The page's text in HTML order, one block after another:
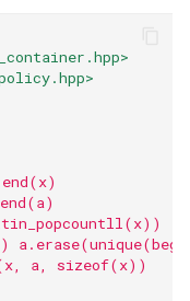
a, sizeof(x))